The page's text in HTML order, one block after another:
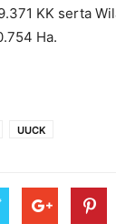
KK serta
Ha.
UUCK